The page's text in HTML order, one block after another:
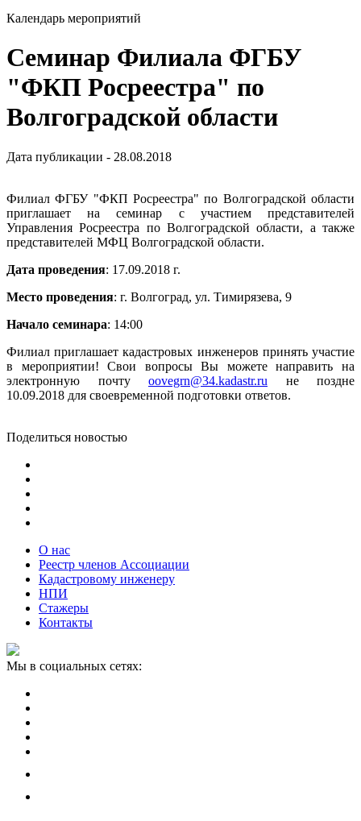
Календарь мероприятий
Семинар Филиала ФГБУ
"ФКП Росреестра" по
Волгоградской области
Дата публикации - 28.08.2018
Филиал ФГБУ "ФКП Росреестра" по Волгоградской области
приглашает на семинар с участием представителей
Управления Росреестра по Волгоградской области, а также
представителей МФЦ Волгоградской области.
Дата проведения: 17.09.2018 г.
Место проведения: г. Волгоград, ул. Тимирязева, 9
Начало семинара: 14:00
Филиал приглашает кадастровых инженеров принять участие
в мероприятии! Свои вопросы Вы можете направить на
электронную почту oovegrn@34.kadastr.ru не поздне
10.09.2018 для своевременной подготовки ответов.
Поделиться новостью
О нас
Реестр членов Ассоциации
Кадастровому инженеру
НПИ
Стажеры
Контакты
Мы в социальных сетях: